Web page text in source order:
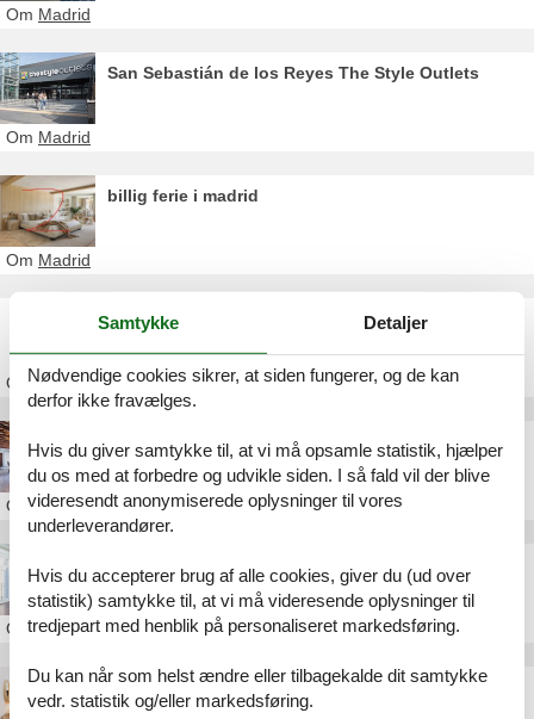
Om Madrid
San Sebastián de los Reyes The Style Outlets
Om Madrid
billig ferie i madrid
Om Madrid
villa pool madrid
OmMadrid
Storbyferie i Madrid program
OmMadrid
OmMadrid
Storbyferie i Madrid
Samtykke Detaljer
Nødvendige cookies sikrer, at siden fungerer, og de kan
derfor ikke fravælges.
Hvis du giver samtykke til, at vi må opsamle statistik, hjælper
du os med at forbedre og udvikle siden. I så fald vil der blive
videresendt anonymiserede oplysninger til vores
underleverandører.
Hvis du accepterer brug af alle cookies, giver du (ud over
statistik) samtykke til, at vi må videresende oplysninger til
tredjepart med henblik på personaliseret markedsføring.
Du kan når som helst ændre eller tilbagekalde dit samtykke
vedr. statistik og/eller markedsføring.